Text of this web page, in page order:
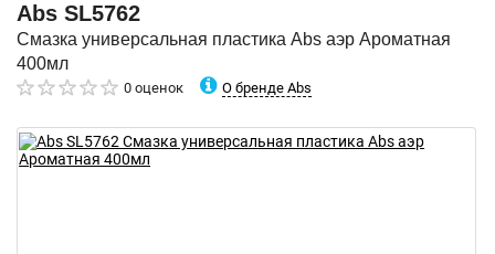
Abs SL5762
Смазка универсальная пластика Abs аэр Ароматная
400мл
0 оценок О бренде Abs